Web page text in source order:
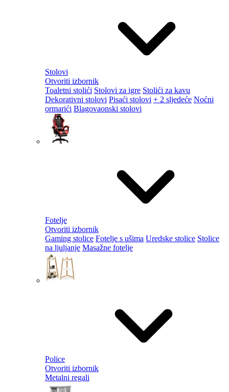
Stolovi
Otvoriti izbornik
Toaletni stolići Stolovi za igre Stolići za kavu
Dekorativni stolovi Pisaći stolovi + 2 sljedeće Noćni
ormarići Blagovaonski stolovi
Fotelje
Otvoriti izbornik
Gaming stolice Fotelje s ušima Uredske stolice Stolice
na ljuljanje Masažne fotelje
Police
Otvoriti izbornik
Metalni regali